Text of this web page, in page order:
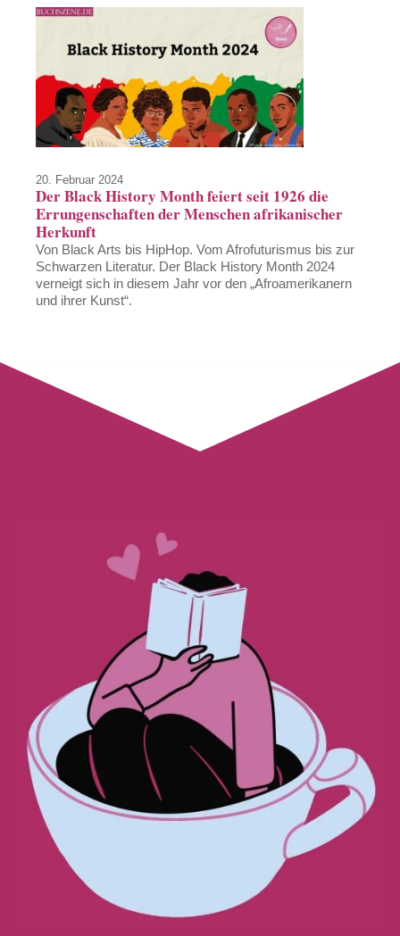
20. Februar 2024
Der Black History Month feiert seit 1926 die
Errungenschaften der Menschen afrikanischer
Herkunft
Von Black Arts bis HipHop. Vom Afrofuturismus bis zur
Schwarzen Literatur. Der Black History Month 2024
verneigt sich in diesem Jahr vor den „Afroamerikanern
und ihrer Kunst“.